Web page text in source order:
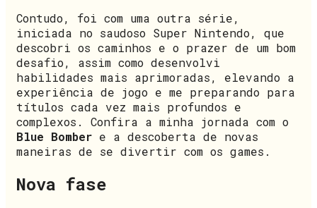
Contudo, foi com uma outra série,
iniciada no saudoso Super Nintendo, que
descobri os caminhos e o prazer de um bom
desafio, assim como desenvolvi
habilidades mais aprimoradas, elevando a
experiência de jogo e me preparando para
títulos cada vez mais profundos e
complexos. Confira a minha jornada com o
Blue Bomber e a descoberta de novas
maneiras de se divertir com os games.
Nova fase